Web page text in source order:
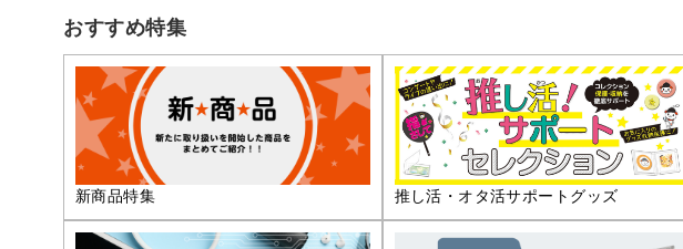
おすすめ特集
新商品特集 推し活・オタ活サポートグッズ